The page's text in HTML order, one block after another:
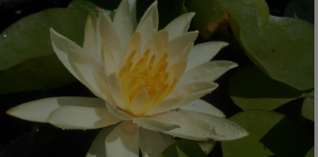
Aggiungi
alla lista
dei
desideri